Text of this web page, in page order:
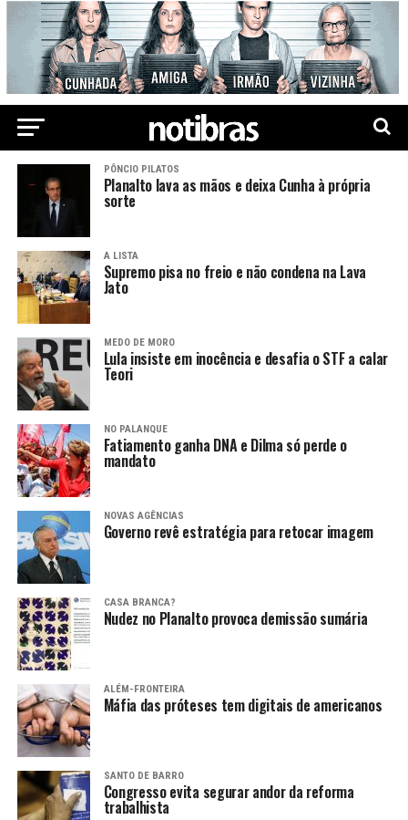
PÔNCIO PILATOS
Planalto lava as mãos e deixa Cunha à própria
sorte
A LISTA
Supremo pisa no freio e não condena na Lava
Jato
MEDO DE MORO
Lula insiste em inocência e desafia o STF a calar
Teori
NO PALANQUE
Fatiamento ganha DNA e Dilma só perde o
mandato
NOVAS AGÊNCIAS
Governo revê estratégia para retocar imagem
CASA BRANCA?
Nudez no Planalto provoca demissão sumária
ALÉM-FRONTEIRA
Máfia das próteses tem digitais de americanos
SANTO DE BARRO
Congresso evita segurar andor da reforma
trabalhista